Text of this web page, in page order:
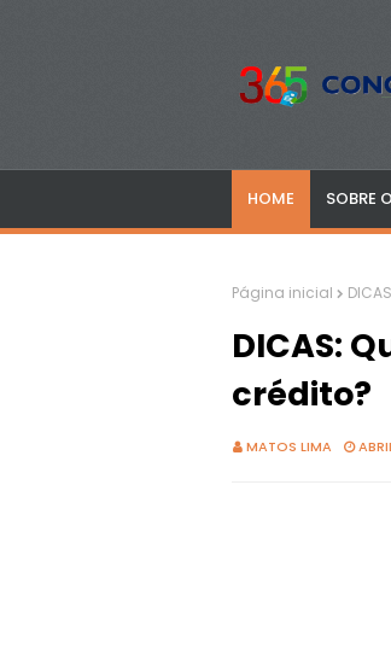
HOME SOBRE
Página inicial
DICAS:
crédito?
MATOS LIMA